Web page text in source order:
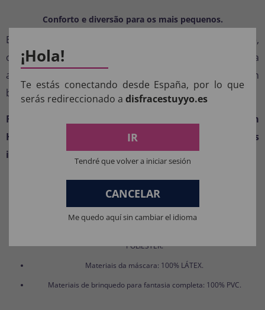
Conforto e diversão para os mais pequenos.
Esta fantasia foi pensada para o conforto do bebê,
oferecendo um ajuste perfeito para que ele possa
aproveitá-la por horas. Uma escolha ideal para quem
busca fantasias originais, divertidas e fáceis de vestir.
Faça já a sua encomenda e prepare-se para um
Halloween repleto de sorrisos e momentos
inesquecíveis.
COMPOSIÇÃO DOS NOSSOS
PRODUTOS:
POLIÉSTER.
Materiais da máscara: 100% LÁTEX.
Materiais de brinquedo para fantasia completa: 100% PVC.
¡Hola!
Te estás conectando desde España, por lo que
serás redireccionado a disfracestuyyo.es
IR
Tendré que volver a iniciar sesión
CANCELAR
Me quedo aquí sin cambiar el idioma